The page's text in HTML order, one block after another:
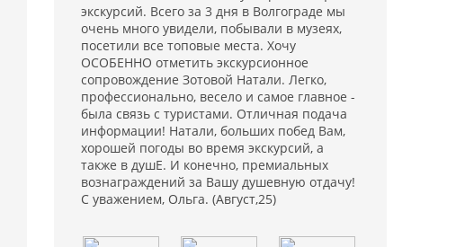
экскурсий. Всего за 3 дня в Волгограде мы
очень много увидели, побывали в музеях,
посетили все топовые места. Хочу
ОСОБЕННО отметить экскурсионное
сопровождение Зотовой Натали. Легко,
профессионально, весело и самое главное -
была связь с туристами. Отличная подача
информации! Натали, больших побед Вам,
хорошей погоды во время экскурсий, а
также в душЕ. И конечно, премиальных
вознаграждений за Вашу душевную отдачу!
С уважением, Ольга. (Август,25)